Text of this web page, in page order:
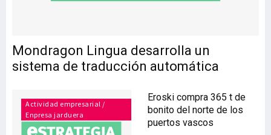
Mondragon Lingua desarrolla un
sistema de traducción automática
Actividad empresarial /
Enpresa jarduera
Eroski compra 365 t de
bonito del norte de los
puertos vascos